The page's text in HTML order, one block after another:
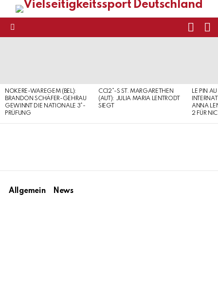
NOKERE-WAREGEM (BEL):
BRANDON SCHÄFER-GEHRAU
GEWINNT DIE NATIONALE 3*-
PRÜFUNG
CCI2*-S ST. MARGARETHEN
(AUT): JULIA MARIA LENTRODT
SIEGT
LE PIN
ANNA
2 FÜR
Allgemein News